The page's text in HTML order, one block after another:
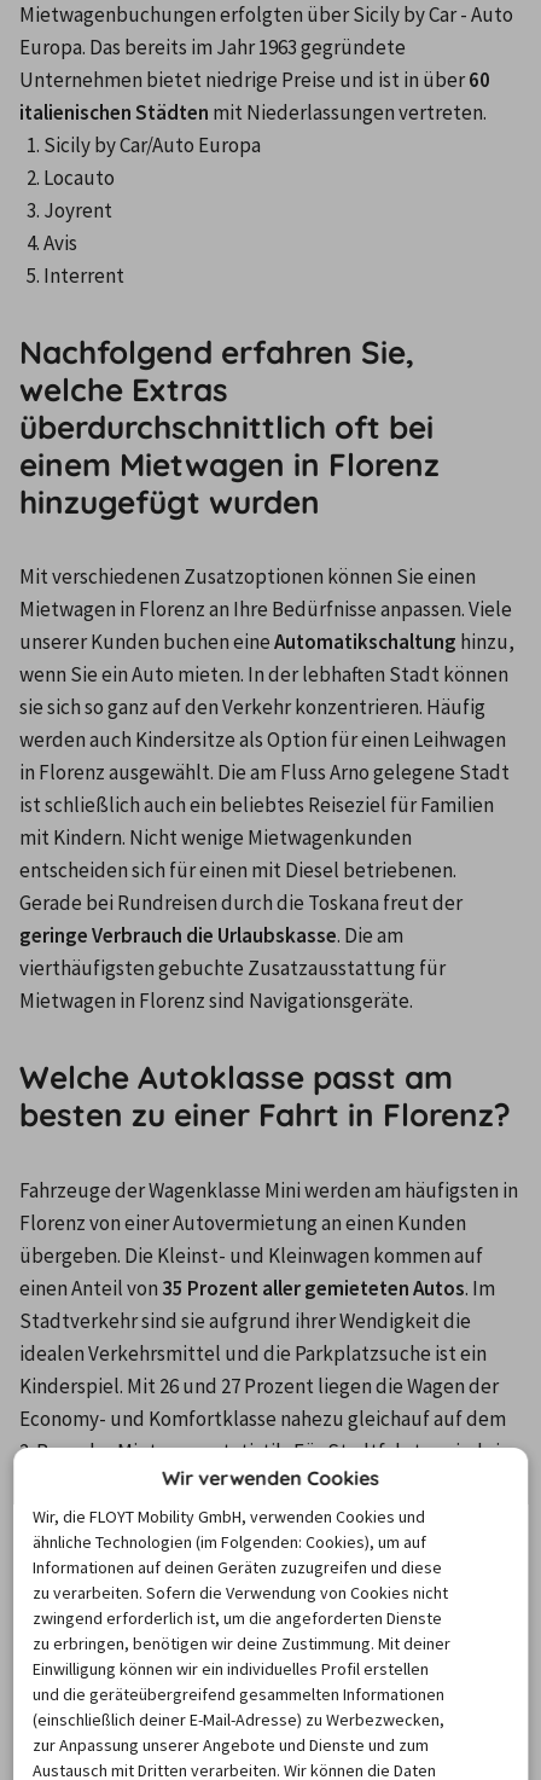
Mietwagenbuchungen erfolgten über Sicily by Car - Auto
Europa. Das bereits im Jahr 1963 gegründete
Unternehmen bietet niedrige Preise und ist in über 60
italienischen Städten mit Niederlassungen vertreten.
Sicily by Car/Auto Europa
Locauto
Joyrent
Avis
Interrent
Nachfolgend erfahren Sie,
welche Extras
überdurchschnittlich oft bei
einem Mietwagen in Florenz
hinzugefügt wurden
Mit verschiedenen Zusatzoptionen können Sie einen
Mietwagen in Florenz an Ihre Bedürfnisse anpassen. Viele
unserer Kunden buchen eine Automatikschaltung hinzu,
wenn Sie ein Auto mieten. In der lebhaften Stadt können
sie sich so ganz auf den Verkehr konzentrieren. Häufig
werden auch Kindersitze als Option für einen Leihwagen
in Florenz ausgewählt. Die am Fluss Arno gelegene Stadt
ist schließlich auch ein beliebtes Reiseziel für Familien
mit Kindern. Nicht wenige Mietwagenkunden
entscheiden sich für einen mit Diesel betriebenen.
Gerade bei Rundreisen durch die Toskana freut der
geringe Verbrauch die Urlaubskasse. Die am
vierthäufigsten gebuchte Zusatzausstattung für
Mietwagen in Florenz sind Navigationsgeräte.
Welche Autoklasse passt am
besten zu einer Fahrt in Florenz?
Fahrzeuge der Wagenklasse Mini werden am häufigsten in
Florenz von einer Autovermietung an einen Kunden
übergeben. Die Kleinst- und Kleinwagen kommen auf
einen Anteil von 35 Prozent aller gemieteten Autos. Im
Stadtverkehr sind sie aufgrund ihrer Wendigkeit die
idealen Verkehrsmittel und die Parkplatzsuche ist ein
Kinderspiel. Mit 26 und 27 Prozent liegen die Wagen der
Economy- und Komfortklasse nahezu gleichauf auf dem
2. Rang der Mietwagenstatistik. Für Stadtfahrten sind sie
hervorragend geeignet. Im Vergleich zu den
Wagen der Miniklasse bieten sie aber mehr Platz und
zusätzlichen Komfort.
Ausflugtipps mit dem Mietwagen
in Florenz
Attraktionen Entfernungen Insider Tipps!
Wir verwenden Cookies
Wir, die FLOYT Mobility GmbH, verwenden Cookies und
ähnliche Technologien (im Folgenden: Cookies), um auf
Informationen auf deinen Geräten zuzugreifen und diese
zu verarbeiten. Sofern die Verwendung von Cookies nicht
zwingend erforderlich ist, um die angeforderten Dienste
zu erbringen, benötigen wir deine Zustimmung. Mit deiner
Einwilligung können wir ein individuelles Profil erstellen
und die geräteübergreifend gesammelten Informationen
(einschließlich deiner E-Mail-Adresse) zu Werbezwecken,
zur Anpassung unserer Angebote und Dienste und zum
Austausch mit Dritten verarbeiten. Wir können die Daten